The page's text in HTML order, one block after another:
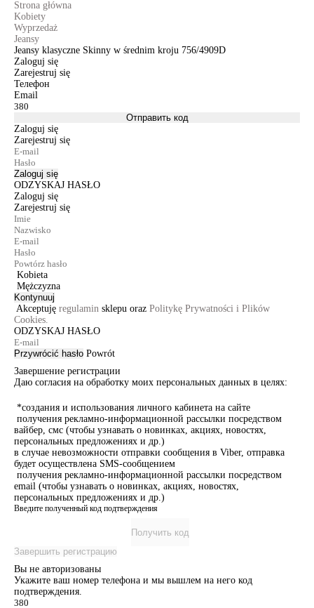
Strona główna
Kobiety
Wyprzedaż
Jeansy
Jeansy klasyczne Skinny w średnim kroju 756/4909D
Zaloguj się
Zarejestruj się
Телефон
Email
Отправить код
Zaloguj się
Zarejestruj się
Zaloguj się
ODZYSKAJ HASŁO
Zaloguj się
Zarejestruj się
Kobieta
Mężczyzna
Kontynuuj
Akceptuję regulamin sklepu oraz Politykę Prywatności i Plików
Cookies.
ODZYSKAJ HASŁO
Przywrócić hasło Powrót
Завершение регистрации
Даю согласия на обработку моих персональных данных в целях:
*создания и использования личного кабинета на сайте
получения рекламно-информационной рассылки посредством
вайбер, смс (чтобы узнавать о новинках, акциях, новостях,
персональных предложениях и др.)
в случае невозможности отправки сообщения в Viber, отправка
будет осуществлена SMS-сообщением
получения рекламно-информационной рассылки посредством
email (чтобы узнавать о новинках, акциях, новостях,
персональных предложениях и др.)
Введите полученный код подтверждения
Получить код
Завершить регистрацию
Вы не авторизованы
Укажите ваш номер телефона и мы вышлем на него код
подтверждения.